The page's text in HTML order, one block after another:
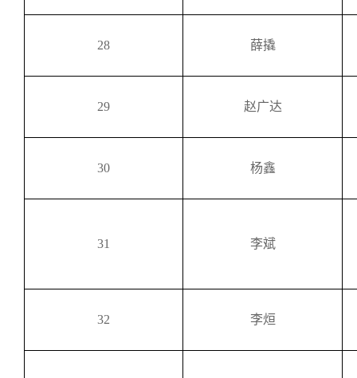
28 薛撬
29 赵广达
30 杨鑫
31 李斌
32 李烜